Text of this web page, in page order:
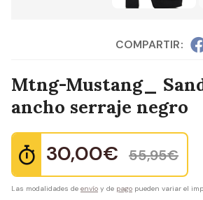
COMPARTIR:
Mtng-Mustang_
ancho serraje negro
30,00€ 55,95€
Las modalidades de envío y de pago pueden variar el